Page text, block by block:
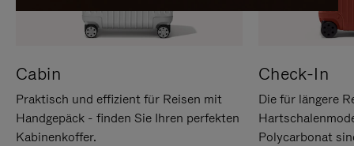
Cabin
Praktisch und effizient für Reisen mit
Handgepäck - finden Sie Ihren perfekten
Kabinenkoffer.
Check-In
Die für längere
Polycarbonat